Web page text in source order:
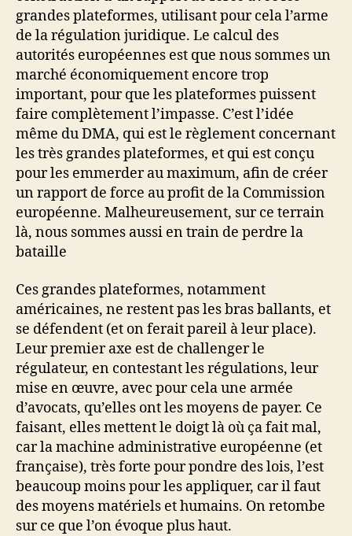
grandes plateformes, utilisant pour cela l’arme
de la régulation juridique. Le calcul des
autorités européennes est que nous sommes un
marché économiquement encore trop
important, pour que les plateformes puissent
faire complètement l’impasse. C’est l’idée
même du DMA, qui est le règlement concernant
les très grandes plateformes, et qui est conçu
pour les emmerder au maximum, afin de créer
un rapport de force au profit de la Commission
européenne. Malheureusement, sur ce terrain
là, nous sommes aussi en train de perdre la
bataille
Ces grandes plateformes, notamment
américaines, ne restent pas les bras ballants, et
se défendent (et on ferait pareil à leur place).
Leur premier axe est de challenger le
régulateur, en contestant les régulations, leur
mise en œuvre, avec pour cela une armée
d’avocats, qu’elles ont les moyens de payer. Ce
faisant, elles mettent le doigt là où ça fait mal,
car la machine administrative européenne (et
française), très forte pour pondre des lois, l’est
beaucoup moins pour les appliquer, car il faut
des moyens matériels et humains. On retombe
sur ce que l’on évoque plus haut.